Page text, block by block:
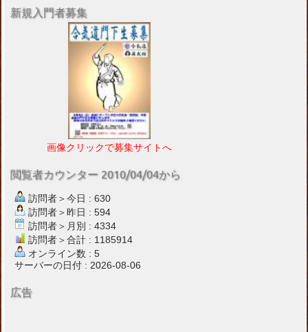
新規入門者募集
画像クリックで募集サイトへ
閲覧者カウンター 2010/04/04から
訪問者＞今日 : 630
訪問者＞昨日 : 594
訪問者＞月別 : 4334
訪問者＞合計 : 1185914
オンライン数 : 5
サーバーの日付 : 2026-08-06
広告